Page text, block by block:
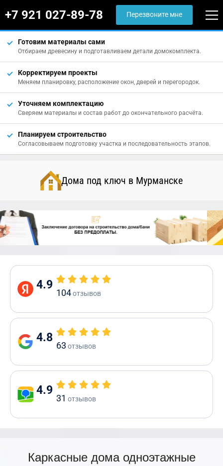
+7 921 027-89-78 Перезвоните мне
Готовим материалы сами
Отбираем древесину и подготавливаем детали домокомплекта.
Корректируем проекты
Меняем планировку, расположение окон, дверей и перегородок.
Уточняем комплектацию
Сверяем материалы и состав работ до окончательного расчёта.
Планируем строительство
Согласовываем подготовку участка и последовательность этапов.
Дома под ключ в Мурманске
4.9
104отзывов
4.8
63 отзывов
4.9
31 отзывов
Каркасные дома одноэтажные